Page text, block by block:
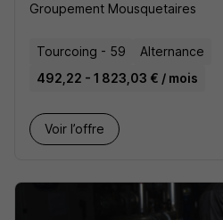
Groupement Mousquetaires
Tourcoing - 59
Alternance
492,22 - 1 823,03 € / mois
Voir l’offre